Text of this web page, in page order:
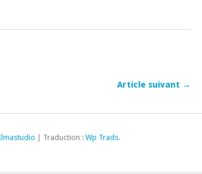
Article suivant →
| Traduction : Wp Trads.